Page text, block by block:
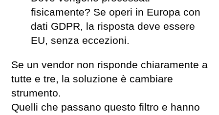
fisicamente? Se operi in Europa con
dati GDPR, la risposta deve essere
EU, senza eccezioni.
Se un vendor non risponde chiaramente a
tutte e tre, la soluzione è cambiare
strumento.
Quelli che passano questo filtro e hanno